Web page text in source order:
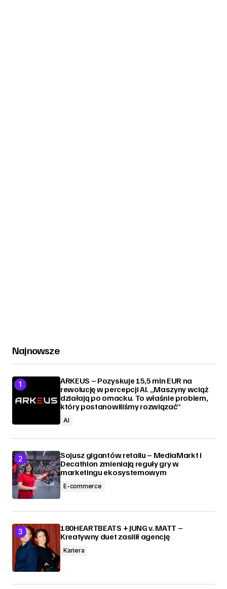
Najnowsze
ARKEUS – Pozyskuje 15,5 mln EUR na
rewolucję w percepcji AI. „Maszyny wciąż
działają po omacku. To właśnie problem,
który postanowiliśmy rozwiązać”
AI
Sojusz gigantów retailu – MediaMarkt i
Decathlon zmieniają reguły gry w
marketingu ekosystemowym
E-commerce
180HEARTBEATS + JUNG v. MATT –
Kreatywny duet zasilił agencję
Kariera